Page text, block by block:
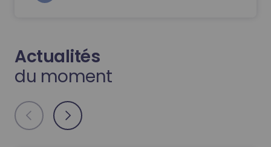
Actualités
du moment